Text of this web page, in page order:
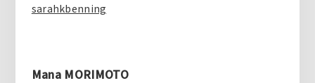
sarahkbenning
Mana MORIMOTO